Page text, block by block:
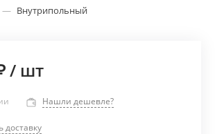
— Внутрипольный
/ шт
Нашли дешевле?
доставку